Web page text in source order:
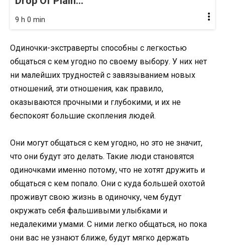
9 h 0 min
Одиночки-экстраверты способны с легкостью
общаться с кем угодно по своему выбору. У них нет
ни малейших трудностей с завязыванием новых
отношений, эти отношения, как правило,
оказываются прочными и глубокими, и их не
беспокоят большие скопления людей.
Они могут общаться с кем угодно, но это не значит,
что они будут это делать. Такие люди становятся
одиночками именно потому, что не хотят дружить и
общаться с кем попало. Они с куда большей охотой
проживут свою жизнь в одиночку, чем будут
окружать себя фальшивыми улыбками и
недалекими умами. С ними легко общаться, но пока
они вас не узнают ближе, будут мягко держать